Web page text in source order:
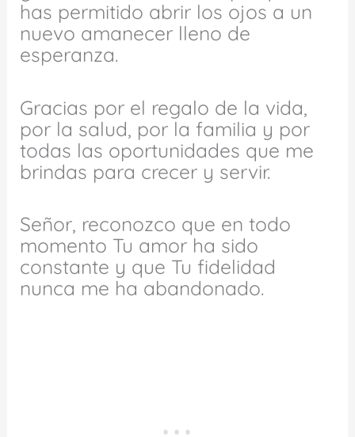
has permitido abrir los ojos a un
nuevo amanecer lleno de
esperanza.
Gracias por el regalo de la vida,
por la salud, por la familia y por
todas las oportunidades que me
brindas para crecer y servir.
Señor, reconozco que en todo
momento Tu amor ha sido
constante y que Tu fidelidad
nunca me ha abandonado.